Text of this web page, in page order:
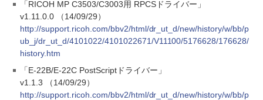
「RICOH MP C3503/C3003用 RPCSドライバー」
v1.11.0.0 （14/09/29）
http://support.ricoh.com/bbv2/html/dr_ut_d/new/history/w/bb/p
ub_j/dr_ut_d/4101022/4101022671/V11100/5176628/176628/
history.htm
「E-22B/E-22C PostScriptドライバー」
v1.1.3 （14/09/29）
http://support.ricoh.com/bbv2/html/dr_ut_d/new/history/w/bb/p